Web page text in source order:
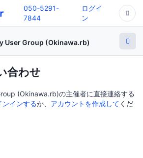
050-5291-
7844
ログイ
ン
User Group (Okinawa.rb)
合わせ
(Okinawa.rb)の主催者に直接連絡する
ンインするか、 アカウントを作成して くだ